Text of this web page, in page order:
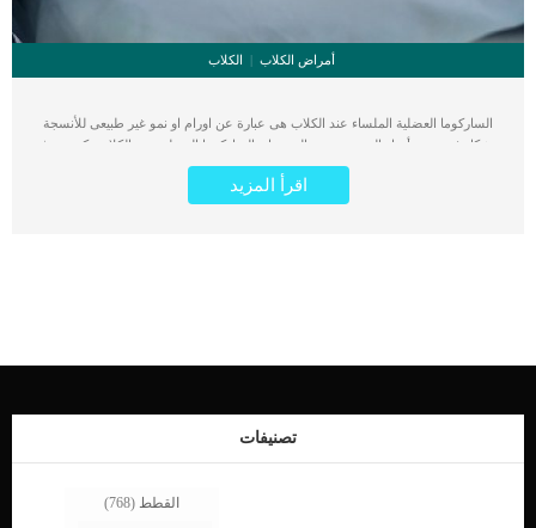
أمراض الكلاب الكلاب
الساركوما العضلية الملساء عند الكلاب هى عبارة عن اورام او نمو غير طبيعى للأنسجة
يتشكل في جميع أنحاء الجسم. يعتقد البعض ان الساركوما العضلية عند الكلاب تكون خبيثة
فقط, ولكنها قد تكون اورام حميدة ايضا. اقرا ايضا: سرطان الغدة الدرقية عند الكلاب من
بين جميع الأورام الخبيثة الموجودة في الكلاب ، فان الساركوما العضلية الملساء تحدث
نسبة 1 إلى 3 ٪ في الجهاز الهضمي. كما انها ولحسن الحظ غير شائعة بين الكلاب بنوعيها
اقرأ المزيد
تصنيفات
القطط (768)